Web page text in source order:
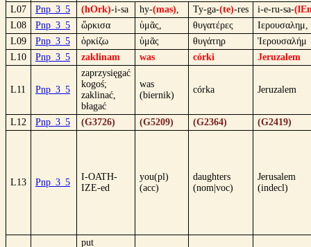
L07
Pnp_3_5 (hOrk)-i-sa hy-(mas), Ty-ga-(te)-res i-e-ru-sa-
L08
Pnp_3_5 ὥρκισα ὑμᾶς, θυγατέρες
Ιερουσαλημ,
L09
Pnp_3_5 ὁρκίζω ὑμᾶς θυγάτηρ
Ἱερουσαλήμ
L10
Pnp_3_5 zaklinam was córki Jeruzalem
L11 Pnp_3_5
zaprzysięgać
kogoś;
zaklinać,
błagać
was
(biernik)
córka Jeruzalem
L12 Pnp_3_5 (G3726) (G5209) (G2364) (G2419)
L13 Pnp_3_5
I-OATH-
IZE-ed
you(pl)
(acc)
daughters
(nom|voc)
Jerusalem
(indecl)
put